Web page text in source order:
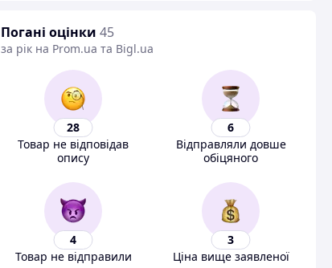
Погані оцінки 45
за рік на Prom.ua та Bigl.ua
28
Товар не відповідав
опису
6
Відправляли довше
обіцяного
4
Товар не відправили
3
Ціна вище заявленої